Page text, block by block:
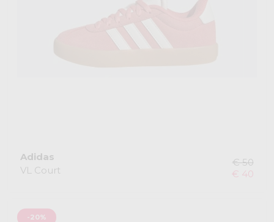
Adidas
VL Court
€ 50
€ 40
-20%